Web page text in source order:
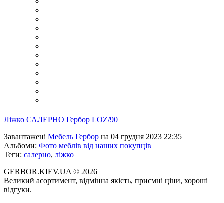
Ліжко САЛЕРНО Гербор LOZ/90
Завантажені Мебель Гербор на 04 грудня 2023 22:35
Альбоми: Фото меблів від наших покупців
Теги: салерно, ліжко
GERBOR.KIEV.UA © 2026
Великий асортимент, відмінна якість, приємні ціни, хороші
відгуки.